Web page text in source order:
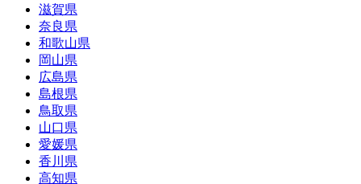
滋賀県
奈良県
和歌山県
岡山県
広島県
島根県
鳥取県
山口県
愛媛県
香川県
高知県